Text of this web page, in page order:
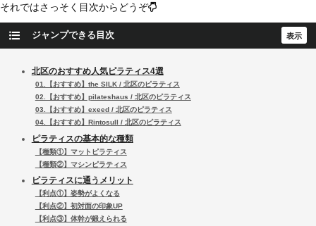
それではさっそく目次からどうぞ
ジャンプできる目次
北区のおすすめ人気ピラティス4選
01.【おすすめ】the SILK / 北区のピラティス
02.【おすすめ】pilateshaus / 北区のピラティス
03.【おすすめ】exeed / 北区のピラティス
04.【おすすめ】Rintosull / 北区のピラティス
ピラティスの基本的な種類
【種類①】マットピラティス
【種類②】マシンピラティス
ピラティスに通うメリット
【利点①】姿勢がよくなる
【利点②】初対面の印象UP
【利点③】体幹が鍛えられる